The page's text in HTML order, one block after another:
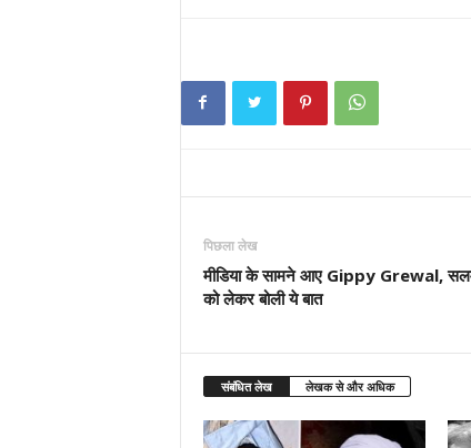
पिछला लेख
मीडिया के सामने आए Gippy Grewal,
को लेकर बोली ये बात
संबंधित लेख लेखक से और अधिक